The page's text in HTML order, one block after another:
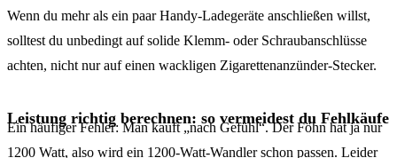
Wenn du mehr als ein paar Handy-Ladegeräte anschließen willst,
solltest du unbedingt auf solide Klemm- oder Schraubanschlüsse
achten, nicht nur auf einen wackligen Zigarettenanzünder-Stecker.
Leistung richtig berechnen: so vermeidest du Fehlkäufe
Ein häufiger Fehler: Man kauft „nach Gefühl“. Der Föhn hat ja nur
1200 Watt, also wird ein 1200-Watt-Wandler schon passen. Leider